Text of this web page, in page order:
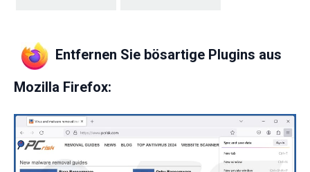
Entfernen Sie bösartige Plugins aus
Mozilla Firefox: